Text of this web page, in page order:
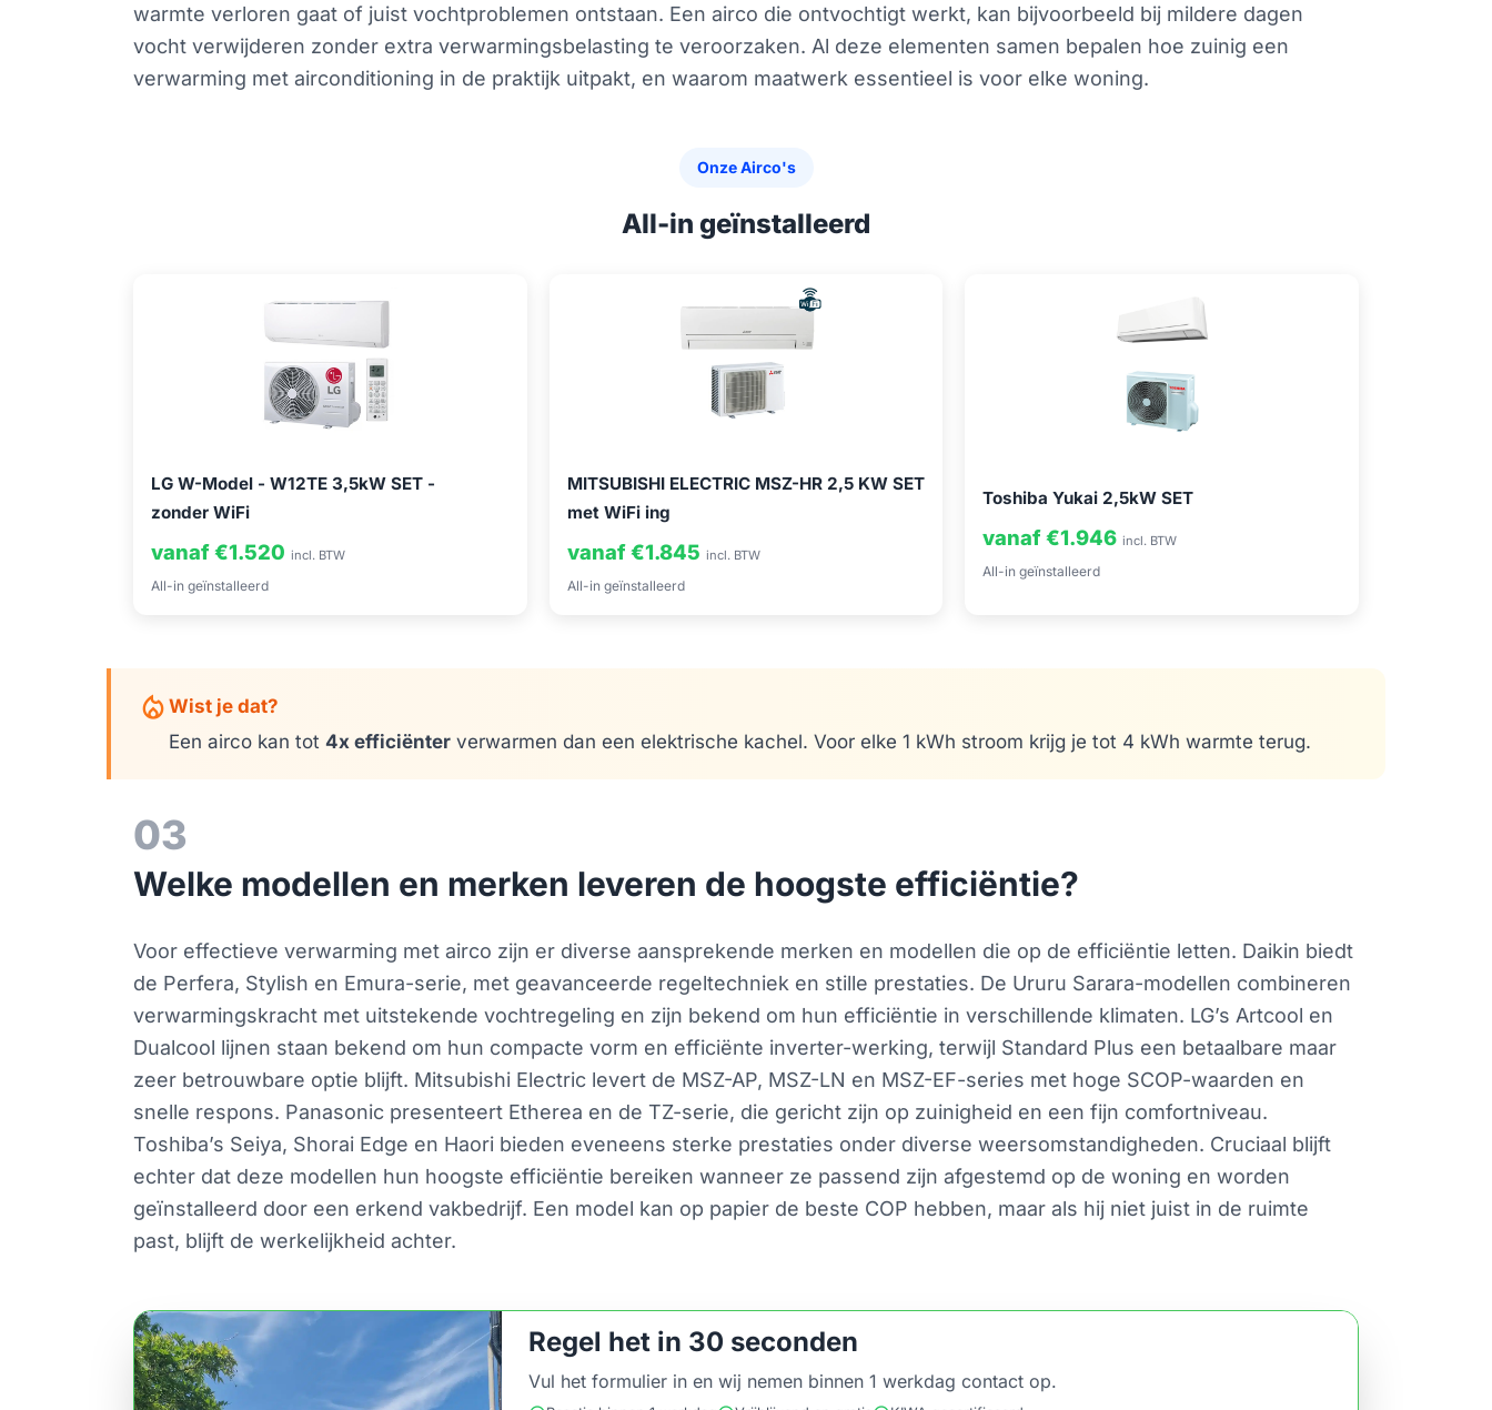
warmte verloren gaat of juist vochtproblemen ontstaan. Een airco die ontvochtigt werkt, kan bijvoorbeeld bij mildere dagen
vocht verwijderen zonder extra verwarmingsbelasting te veroorzaken. Al deze elementen samen bepalen hoe zuinig een
verwarming met airconditioning in de praktijk uitpakt, en waarom maatwerk essentieel is voor elke woning.
Onze Airco's
All-in geïnstalleerd
LG W-Model - W12TE 3,5kW SET -
zonder WiFi
vanaf €1.520 incl. BTW
All-in geïnstalleerd
MITSUBISHI ELECTRIC MSZ-HR 2,5 KW SET
met WiFi ing
vanaf €1.845 incl. BTW
All-in geïnstalleerd
Toshiba Yukai 2,5kW SET
vanaf €1.946 incl. BTW
All-in geïnstalleerd
mode_heat Wist je dat?
Een airco kan tot 4x efficiënter verwarmen dan een elektrische kachel. Voor elke 1 kWh stroom krijg je tot 4 kWh warmte terug.
03
Welke modellen en merken leveren de hoogste efficiëntie?
Voor effectieve verwarming met airco zijn er diverse aansprekende merken en modellen die op de efficiëntie letten. Daikin biedt
de Perfera, Stylish en Emura-serie, met geavanceerde regeltechniek en stille prestaties. De Ururu Sarara-modellen combineren
verwarmingskracht met uitstekende vochtregeling en zijn bekend om hun efficiëntie in verschillende klimaten. LG’s Artcool en
Dualcool lijnen staan bekend om hun compacte vorm en efficiënte inverter-werking, terwijl Standard Plus een betaalbare maar
zeer betrouwbare optie blijft. Mitsubishi Electric levert de MSZ-AP, MSZ-LN en MSZ-EF-series met hoge SCOP-waarden en
snelle respons. Panasonic presenteert Etherea en de TZ-serie, die gericht zijn op zuinigheid en een fijn comfortniveau.
Toshiba’s Seiya, Shorai Edge en Haori bieden eveneens sterke prestaties onder diverse weersomstandigheden. Cruciaal blijft
echter dat deze modellen hun hoogste efficiëntie bereiken wanneer ze passend zijn afgestemd op de woning en worden
geïnstalleerd door een erkend vakbedrijf. Een model kan op papier de beste COP hebben, maar als hij niet juist in de ruimte
past, blijft de werkelijkheid achter.
Regel het in 30 seconden
Vul het formulier in en wij nemen binnen 1 werkdag contact op.